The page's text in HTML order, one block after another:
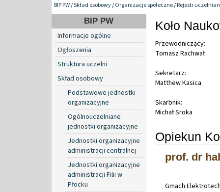
BIP PW/Skład osobowy/Organizacje społeczne/Rejestr
BIP PW
Informacje ogólne
Ogłoszenia
Struktura uczelni
Skład osobowy
Podstawowe jednostki
organizacyjne
Ogólnouczelniane
jednostki organizacyjne
Jednostki organizacyjne
administracji centralnej
Jednostki organizacyjne
administracji Filii w
Płocku
Koło
Przewodniczący:
Tomasz Rachwał
Sekretarz:
Matthew Kasica
Skarbnik:
Michał Sroka
Opiekun
prof. dr
Gmach